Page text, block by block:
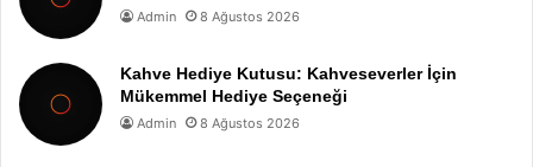
Admin 8 Ağustos 2026
Kahve Hediye Kutusu: Kahveseverler İçin
Mükemmel Hediye Seçeneği
Admin 8 Ağustos 2026